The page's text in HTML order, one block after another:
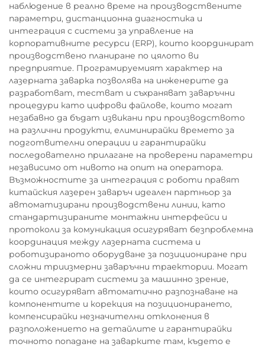
наблюдение в реално време на производствените
параметри, дистанционна диагностика и
интеграция с системи за управление на
корпоративните ресурси (ERP), които координират
производствено планиране по цялото ви
предприятие. Програмируемият характер на
лазерната заварка позволява на инженерите да
разработват, тестват и съхраняват заваръчни
процедури като цифрови файлове, които могат
незабавно да бъдат извикани при производството
на различни продукти, елиминирайки времето за
подготвителни операции и гарантирайки
последователно прилагане на проверени параметри
независимо от нивото на опит на оператора.
Възможностите за интеграция с роботи правят
китайския лазерен заваръч идеален партньор за
автоматизирани производствени линии, като
стандартизираните монтажни интерфейси и
протоколи за комуникация осигуряват безпроблемна
координация между лазерната система и
роботизираното оборудване за позициониране при
сложни триизмерни заваръчни траектории. Могат
да се интегрират системи за машинно зрение,
които осигуряват автоматично разпознаване на
компонентите и корекция на позиционирането,
компенсирайки незначителни отклонения в
разположението на детайлите и гарантирайки
точното попадане на заварките там, където е